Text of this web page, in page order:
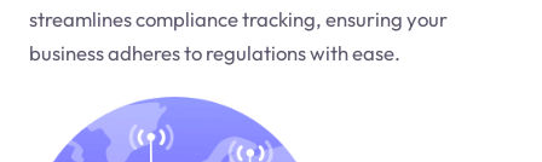
streamlines compliance tracking, ensuring your
business adheres to regulations with ease.